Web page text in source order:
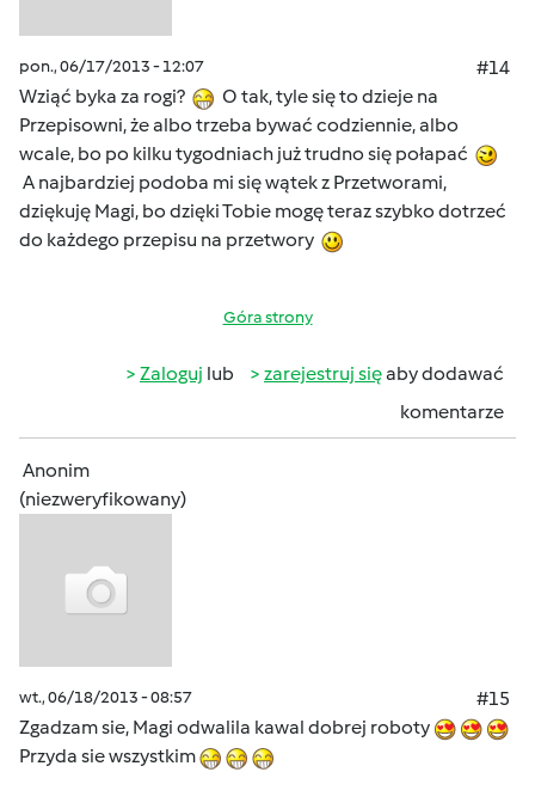
pon., 06/17/2013 - 12:07
#14
Wziąć byka za rogi?
O tak, tyle się to dzieje na
Przepisowni, że albo trzeba bywać codziennie, albo
wcale, bo po kilku tygodniach już trudno się połapać
A najbardziej podoba mi się wątek z Przetworami,
dziękuję Magi, bo dzięki Tobie mogę teraz szybko dotrzeć
do każdego przepisu na przetwory
Góra strony
Zaloguj lub zarejestruj sięaby dodawać
komentarze
Anonim
(niezweryfikowany)
wt., 06/18/2013 - 08:57
#15
Zgadzam sie, Magi odwalila kawal dobrej roboty
Przyda sie wszystkim